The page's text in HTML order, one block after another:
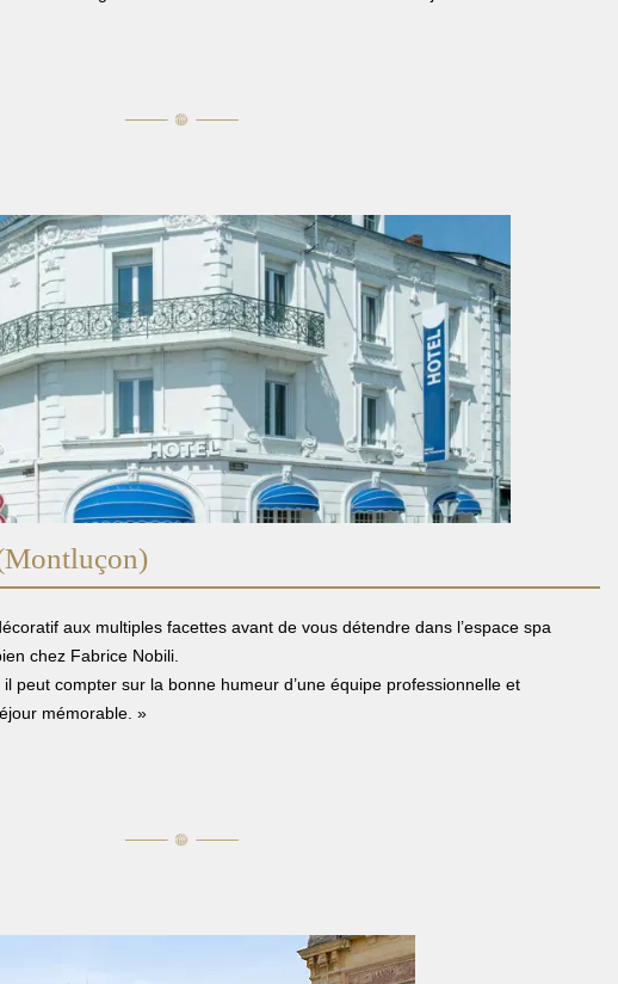
aux multiples facettes avant de vous détendre dans l’espace spa
chez Fabrice Nobili.
peut compter sur la bonne humeur d’une équipe professionnelle et
mémorable. »